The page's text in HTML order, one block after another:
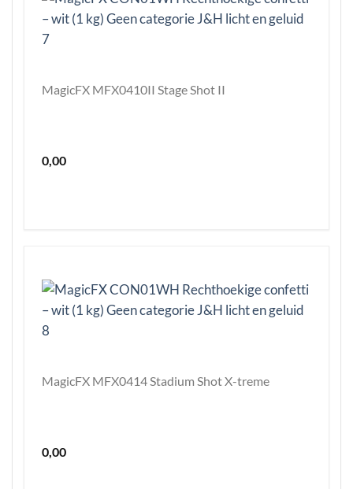
MagicFX MFX0410II Stage Shot II
0,00
MagicFX MFX0414 Stadium Shot X-treme
0,00